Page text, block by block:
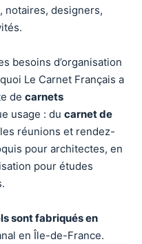
notaires, designers,
besoins d’organisation
Le Carnet Français a
de carnets
usage : du carnet de
réunions et rendez-
pour architectes, en
pour études
sont fabriqués en
en Île-de-France.